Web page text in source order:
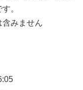
。
含みません